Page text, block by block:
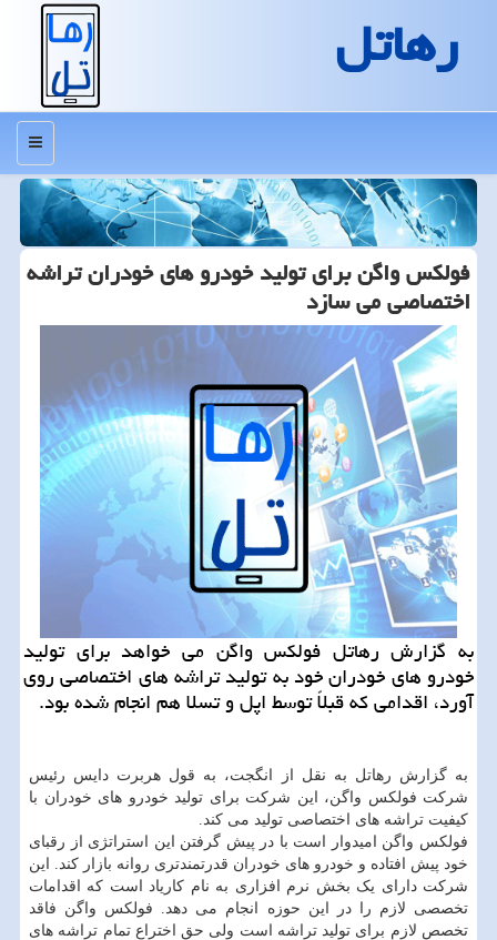
رهاتل
منو
فولكس واگن برای تولید خودرو های خودران تراشه
اختصاصی می سازد
به گزارش رهاتل فولکس واگن می خواهد برای تولید
خودرو های خودران خود به تولید تراشه های اختصاصی روی
آورد، اقدامی که قبلاً توسط اپل و تسلا هم انجام شده بود.
به گزارش رهاتل به نقل از انگجت، به قول هربرت دایس رئیس
شرکت فولکس واگن، این شرکت برای تولید خودرو های خودران با
کیفیت تراشه های اختصاصی تولید می کند.
فولکس واگن امیدوار است با در پیش گرفتن این استراتژی از رقبای
خود پیش افتاده و خودرو های خودران قدرتمندتری روانه بازار کند. این
شرکت دارای یک بخش نرم افزاری به نام کاریاد است که اقدامات
تخصصی لازم را در این حوزه انجام می دهد. فولکس واگن فاقد
تخصص لازم برای تولید تراشه است ولی حق اختراع تمام تراشه های